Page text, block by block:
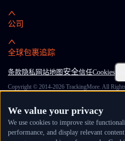
公司
全球包裹追踪
条款隐私 网站地图 安全信任Cookies
Copyright © 2014-2026 TrackingMore. All
We value your privacy
We use cookies to improve site
performance, and display relevant